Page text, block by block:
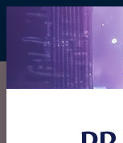
Bis zu 20 € Rabatt*